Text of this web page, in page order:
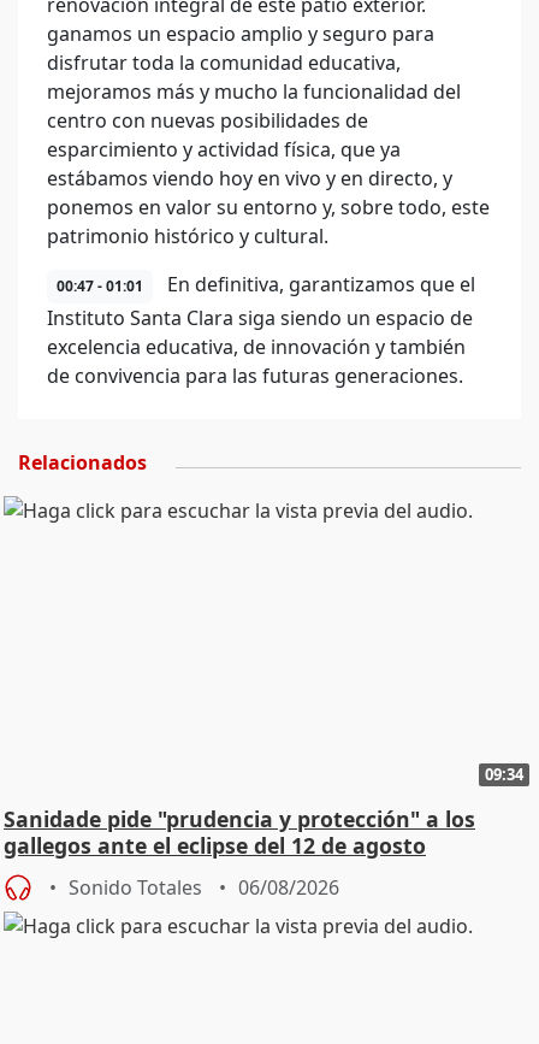
ganamos un espacio amplio y seguro para
disfrutar toda la comunidad educativa,
mejoramos más y mucho la funcionalidad del
centro con nuevas posibilidades de
esparcimiento y actividad física, que ya
estábamos viendo hoy en vivo y en directo, y
ponemos en valor su entorno y, sobre todo, este
patrimonio histórico y cultural.
00:47 - 01:01
En definitiva, garantizamos que el
Instituto Santa Clara siga siendo un espacio de
excelencia educativa, de innovación y también
de convivencia para las futuras generaciones.
Relacionados
09:34
Sanidade pide "prudencia y protección" a los
gallegos ante el eclipse del 12 de agosto
Sonido Totales 06/08/2026